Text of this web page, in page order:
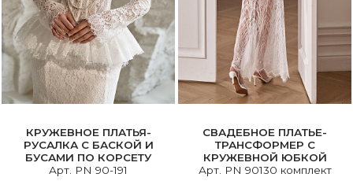
КРУЖЕВНОЕ ПЛАТЬЯ-
РУСАЛКА С БАСКОЙ И
БУСАМИ ПО КОРСЕТУ
Арт. PN 90-191
СВАДЕБНОЕ ПЛАТЬЕ-
ТРАНСФОРМЕР С
КРУЖЕВНОЙ ЮБКОЙ
Арт. PN 90130 комплект